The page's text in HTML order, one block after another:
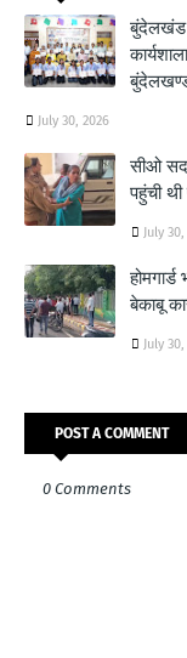
बुंदेलखंड
July 30, 2026
सीओ
पहुंची थी
July
बेकाबू
July
POST A COMMENT
0 Comments